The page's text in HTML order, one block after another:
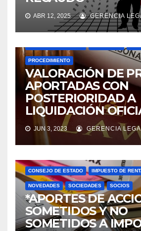
ABR 12, 2025 GERENCIA
PROCEDIMIENTO
VALORACIÓN DE
APORTADAS CON
POSTERIORIDAD A
LIQUIDACIÓN
JUN 3, 2023 GERENCIA
CONSEJO DE ESTADO IMPUESTO DE
NOVEDADES SOCIEDADES SOCIOS
*APORTES DE
SOMETIDOS Y NO
SOMETIDOS A